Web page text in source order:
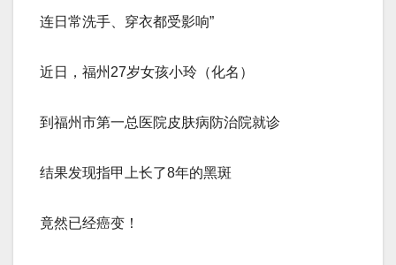
连日常洗手、穿衣都受影响”
近日，福州27岁女孩小玲（化名）
到福州市第一总医院皮肤病防治院就诊
结果发现指甲上长了8年的黑斑
竟然已经癌变！